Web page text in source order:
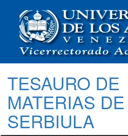
TESAURO DE
MATERIAS DE
SERBIULA